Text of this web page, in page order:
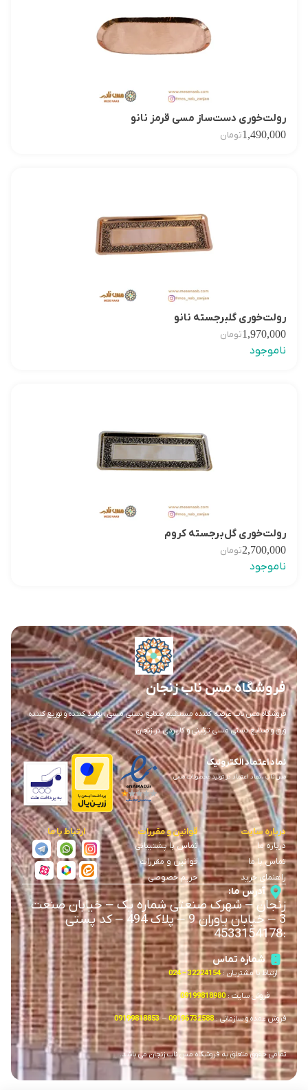
رولت‌خوری دست‌ساز مسی قرمز نانو
1,490,000تومان
رولت‌خوری گلبرجسته نانو
1,970,000تومان
ناموجود
رولت‌خوری گل‌برجسته کروم
2,700,000تومان
ناموجود
فروشگاه مس ناب زنجان
فروشگاه مس ناب عرضه کننده مستقیم صنایع دستی مسی ، تولید کننده و توزیع کننده
ورق و صنایع دستی مسی تزئینی و کاربردی در زنجان
نماد اعتماد الکترونیک
مس ناب ، نماد اعتماد در تولید محصولات مسی
درباره سایت
درباره ما
تماس با ما
راهنمای خرید
قوانین و مقررات
تماس با پشتیبانی
قوانین و مقررات
حریم خصوصی
ارتباط با ما
آدرس ما:
زنجان–شهرک صنعتی شماره یک–خیابان صنعت
3
–خیابان یاوران 9 –
پلاک 494 – کد پستی
:
4533154178
شماره تماس
ارتباط با مشتریان : 32224154 – 024
فروش سایت :09199818980
فروش عمده و سازمانی :09196732588
–
09199818853
تمامی حقوق متعلق به فروشگاه مس ناب زنجان می باشد.